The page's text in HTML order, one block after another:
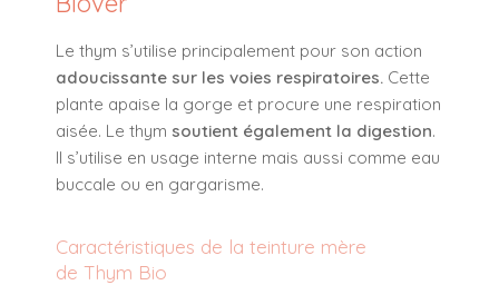
Le thym s’utilise principalement pour son action
adoucissante sur les voies respiratoires. Cette
plante apaise la gorge et procure une respiration
aisée. Le thym soutient également la digestion.
Il s’utilise en usage interne mais aussi comme eau
buccale ou en gargarisme.
Caractéristiques de la teinture mère
de Thym Bio